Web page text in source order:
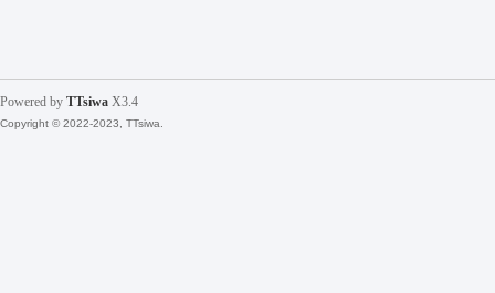
Powered by TTsiwa X3.4
Copyright © 2022-2023, TTsiwa.